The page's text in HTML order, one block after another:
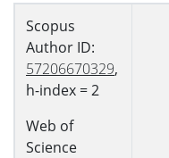
Scopus
Author ID:
57206670329,
h-index = 2
Web of
Science